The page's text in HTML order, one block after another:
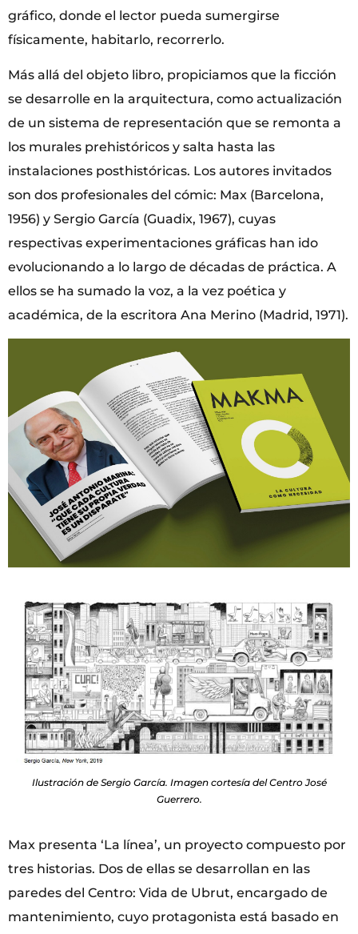
gráfico, donde el lector pueda sumergirse
físicamente, habitarlo, recorrerlo.
Más allá del objeto libro, propiciamos que la ficción
se desarrolle en la arquitectura, como actualización
de un sistema de representación que se remonta a
los murales prehistóricos y salta hasta las
instalaciones posthistóricas. Los autores invitados
son dos profesionales del cómic: Max (Barcelona,
1956) y Sergio García (Guadix, 1967), cuyas
respectivas experimentaciones gráficas han ido
evolucionando a lo largo de décadas de práctica. A
ellos se ha sumado la voz, a la vez poética y
académica, de la escritora Ana Merino (Madrid, 1971).
Ilustración de Sergio García. Imagen cortesía del Centro José
Guerrero.
Max presenta ‘La línea’, un proyecto compuesto por
tres historias. Dos de ellas se desarrollan en las
paredes del Centro: Vida de Ubrut, encargado de
mantenimiento, cuyo protagonista está basado en